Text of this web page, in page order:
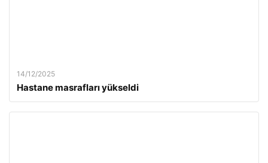
14/12/2025
Hastane masrafları yükseldi